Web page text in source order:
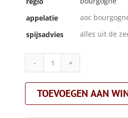
appelatie
aoc
spijsadvies
alles uit de
Domaine
Derain,
Julien
et
Carole
TOEVOEGEN AAN